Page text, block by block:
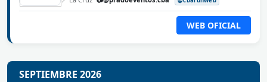
WEB OFICIAL
SEPTIEMBRE 2026